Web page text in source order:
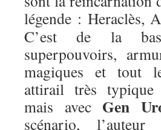
légende : Heraclès,
C’est de la
superpouvoirs,
magiques et tout
attirail très typique
mais avec Gen
scénario,